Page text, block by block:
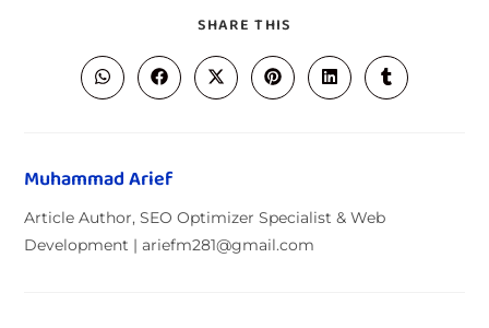
SHARE THIS
Muhammad Arief
Article Author, SEO Optimizer Specialist & Web
Development | ariefm281@gmail.com